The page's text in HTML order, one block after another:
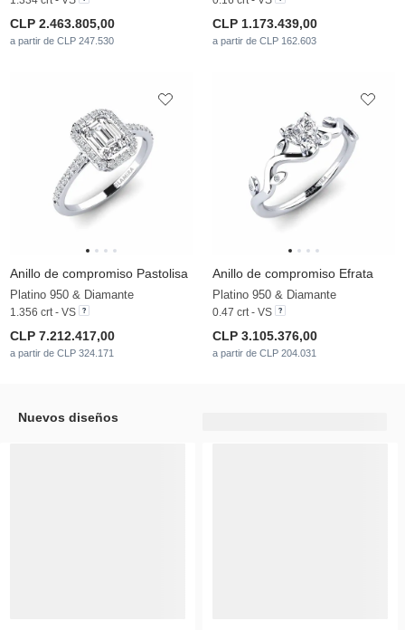
CLP 2.463.805,00
a partir de CLP 247.530
CLP 1.173.439,00
a partir de CLP 162.603
Anillo de compromiso Pastolisa
Platino 950 & Diamante
1.356 crt - VS
CLP 7.212.417,00
a partir de CLP 324.171
Anillo de compromiso Efrata
Platino 950 & Diamante
0.47 crt - VS
CLP 3.105.376,00
a partir de CLP 204.031
Nuevos diseños